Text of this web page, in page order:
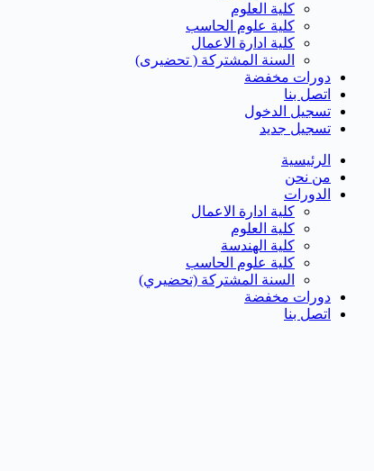
كلية العلوم
كلية علوم الحاسب
كلية ادارة الاعمال
السنة المشتركة ( تحضيرى)
دورات مخفضة
اتصل بنا
تسجيل الدخول
تسجيل جديد
الرئيسية
من نحن
الدورات
كلية ادارة الاعمال
كلية العلوم
كلية الهندسة
كلية علوم الحاسب
السنة المشتركة (تحضيري)
دورات مخفضة
اتصل بنا